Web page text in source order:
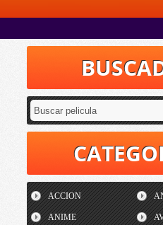
ACCION
ANIME